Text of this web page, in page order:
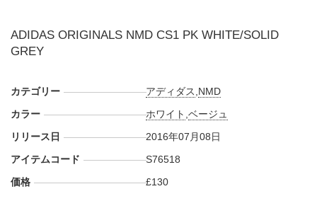
ADIDAS ORIGINALS NMD CS1 PK WHITE/SOLID
GREY
カテゴリー アディダス NMD
カラー
ホワイト ,ベージュ
リリース日
2016年07月08日
アイテムコード
S76518
価格
£130